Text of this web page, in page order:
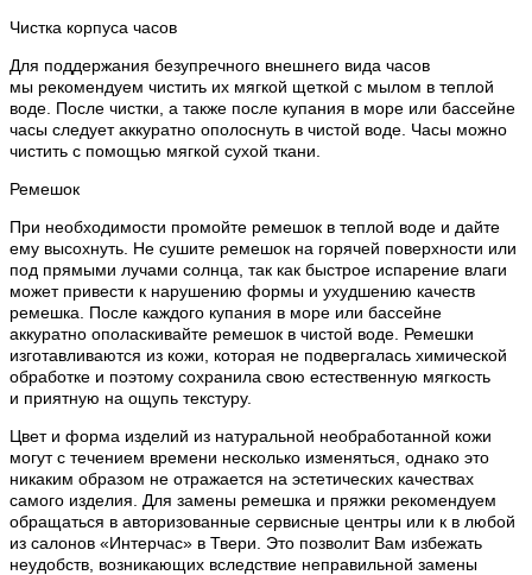
Чистка корпуса часов
Для поддержания безупречного внешнего вида часов
мы рекомендуем чистить их мягкой щеткой с мылом в теплой
воде. После чистки, а также после купания в море или бассейне
часы следует аккуратно ополоснуть в чистой воде. Часы можно
чистить с помощью мягкой сухой ткани.
Ремешок
При необходимости промойте ремешок в теплой воде и дайте
ему высохнуть. Не сушите ремешок на горячей поверхности или
под прямыми лучами солнца, так как быстрое испарение влаги
может привести к нарушению формы и ухудшению качеств
ремешка. После каждого купания в море или бассейне
аккуратно ополаскивайте ремешок в чистой воде. Ремешки
изготавливаются из кожи, которая не подвергалась химической
обработке и поэтому сохранила свою естественную мягкость
и приятную на ощупь текстуру.
Цвет и форма изделий из натуральной необработанной кожи
могут с течением времени несколько изменяться, однако это
никаким образом не отражается на эстетических качествах
самого изделия. Для замены ремешка и пряжки рекомендуем
обращаться в авторизованные сервисные центры или к в любой
из салонов «Интерчас» в Твери. Это позволит Вам избежать
неудобств, возникающих вследствие неправильной замены